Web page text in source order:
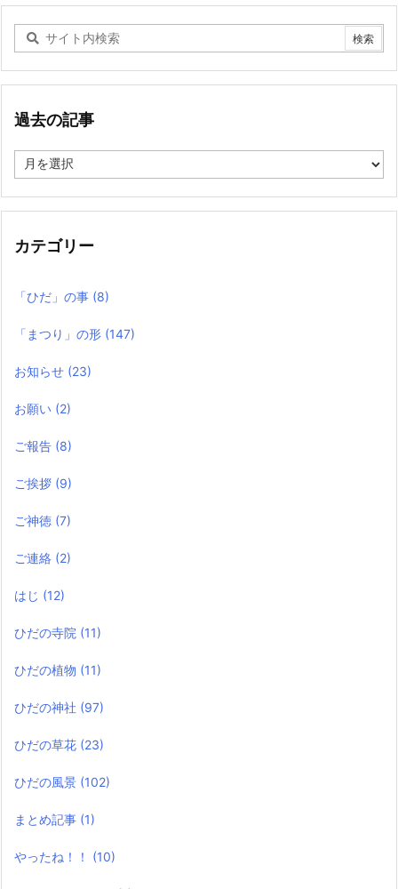
過去の記事
去
記
カテゴリー
「ひだ」の事 (8)
「まつり」の形 (147)
お知らせ (23)
お願い (2)
ご報告 (8)
ご挨拶 (9)
ご神徳 (7)
ご連絡 (2)
はじ (12)
ひだの寺院 (11)
ひだの植物 (11)
ひだの神社 (97)
ひだの草花 (23)
ひだの風景 (102)
まとめ記事 (1)
やったね！！ (10)